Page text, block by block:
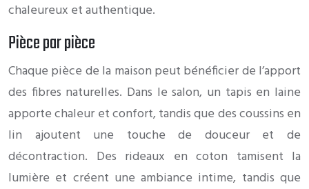
chaleureux et authentique.
Pièce par pièce
Chaque pièce de la maison peut bénéficier de l’apport
des fibres naturelles. Dans le salon, un tapis en laine
apporte chaleur et confort, tandis que des coussins en
lin ajoutent une touche de douceur et de
décontraction. Des rideaux en coton tamisent la
lumière et créent une ambiance intime, tandis que